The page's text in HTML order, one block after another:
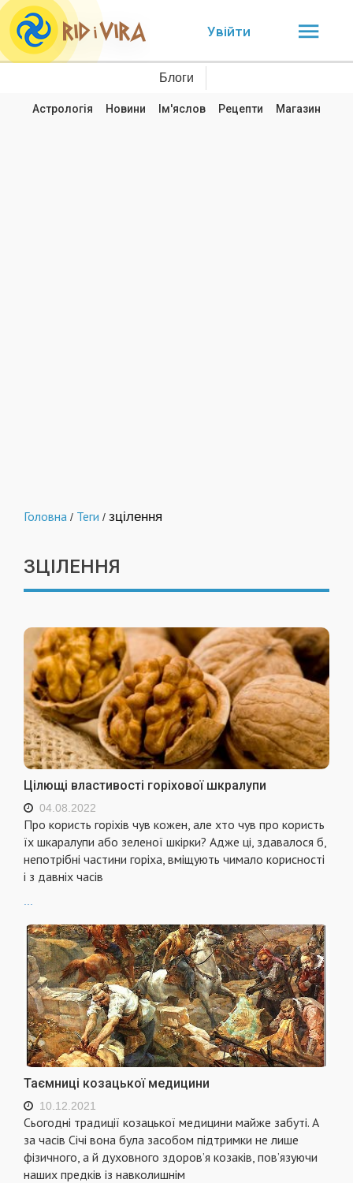
Увійти
Блоги
Астрологія Новини Ім'яслов Рецепти Магазин
Головна / Теги / зцілення
ЗЦІЛЕННЯ
Цілющі властивості горіхової шкралупи
04.08.2022
Про користь горіхів чув кожен, але хто чув про користь
їх шкаралупи або зеленої шкірки? Адже ці, здавалося б,
непотрібні частини горіха, вміщують чимало корисності
і з давніх часів
...
Таємниці козацької медицини
10.12.2021
Сьогодні традиції козацької медицини майже забуті. А
за часів Січі вона була засобом підтримки не лише
фізичного, а й духовного здоров’я козаків, пов’язуючи
наших предків із навколишнім